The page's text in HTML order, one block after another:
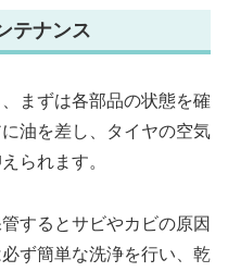
テナンス
まずは各部品の状態を確
油を差し、タイヤの空気
られます。
するとサビやカビの原因
ず簡単な洗浄を行い、乾